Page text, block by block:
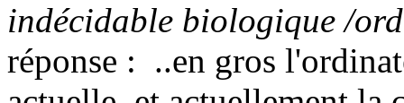
indécidable biologique /
réponse : ..en gros